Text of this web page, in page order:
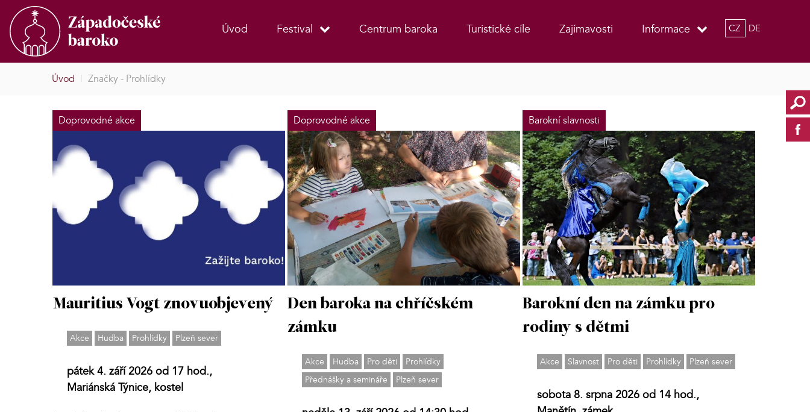
Úvod Festival Centrum baroka Turistické cíle Zajímavosti Informace CZ DE
Úvod | Značky - Prohlídky
Doprovodné akce
Mauritius Vogt znovuobjevený
Akce Hudba Prohlídky Plzeň sever
pátek 4. září 2026 od 17 hod.,
Mariánská Týnice, kostel
Doprovodné akce
Den baroka na chříčském
zámku
Akce Hudba Pro děti
Prohlídky
Přednášky a semináře
Plzeň sever
Barokní slavnosti
Barokní den na zámku pro
rodiny s dětmi
Akce Slavnost Pro děti Prohlídky Plzeň sever
sobota 8. srpna 2026 od 14 hod.,